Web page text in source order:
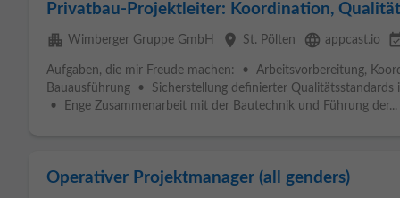
Privatbau-Projektleiter: Koordination,
apartment Wimberger Gruppe GmbH place St. Pölten language appcast.io
Aufgaben, die mir Freude machen: • Arbeitsvorbereitung,
Bauausführung • Sicherstellung definierter Qualitätsstandards
• Enge Zusammenarbeit mit der Bautechnik und Führung der...
Operativer Projektmanager (all genders)